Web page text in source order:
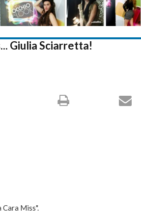
Giulia Sciarretta!
Miss".